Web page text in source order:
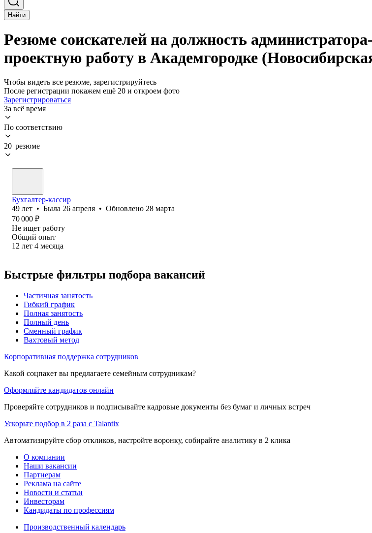
Найти
Резюме соискателей на должность
проектную работу в Академгородке
Чтобы видеть все резюме, зарегистрируйтесь
После регистрации покажем ещё 20 и откроем фото
Зарегистрироваться
За всё время
По соответствию
20 резюме
Бухгалтер-кассир
49 лет • Была 26 апреля • Обновлено 28 марта
70 000 ₽
Не ищет работу
Общий опыт
12 лет 4 месяца
Быстрые фильтры подбора вакансий
Частичная занятость
Гибкий график
Полная занятость
Полный день
Сменный график
Вахтовый метод
Корпоративная поддержка сотрудников
Какой соцпакет вы предлагаете семейным сотрудникам?
Оформляйте кандидатов онлайн
Проверяйте сотрудников и подписывайте кадровые документы без бумаг и личных встреч
Ускорьте подбор в 2 раза с Talantix
Автоматизируйте сбор откликов, настройте воронку, собирайте аналитику в 2 клика
О компании
Наши вакансии
Партнерам
Реклама на сайте
Новости и статьи
Инвесторам
Кандидаты по профессиям
Производственный календарь